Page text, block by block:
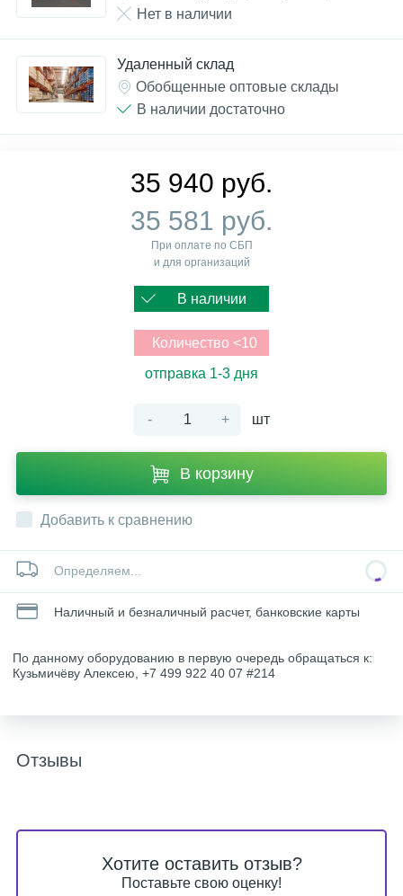
Нет в наличии
Удаленный склад
Обобщенные оптовые склады
В наличии достаточно
35 940 руб.
35 581 руб.
При оплате по СБП
и для организаций
В наличии
Количество <10
отправка 1-3 дня
- + шт
В корзину
Добавить к сравнению
Определяем...
Наличный и безналичный расчет, банковские карты
По данному оборудованию в первую очередь обращаться к:
Кузьмичёву Алексею, +7 499 922 40 07 #214
Отзывы
Хотите оставить отзыв?
Поставьте свою оценку!